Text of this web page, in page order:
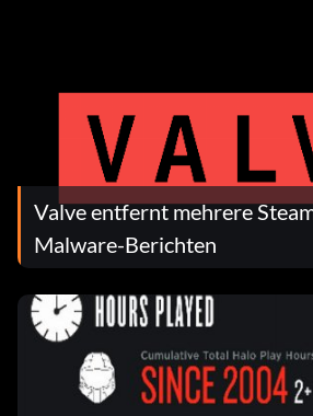
Valve entfernt mehrere
Malware-Berichten